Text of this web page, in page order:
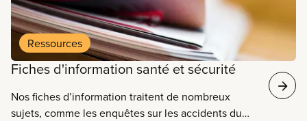
émergents en matière de santé et de sécurité.
Ressources
Fiches d'information santé et sécurité
Nos fiches d’information traitent de nombreux
sujets, comme les enquêtes sur les accidents du